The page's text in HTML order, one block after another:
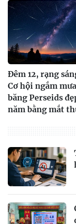
Đêm 12, rạng
Cơ hội ngắm
băng Perseids
năm bằng mắt